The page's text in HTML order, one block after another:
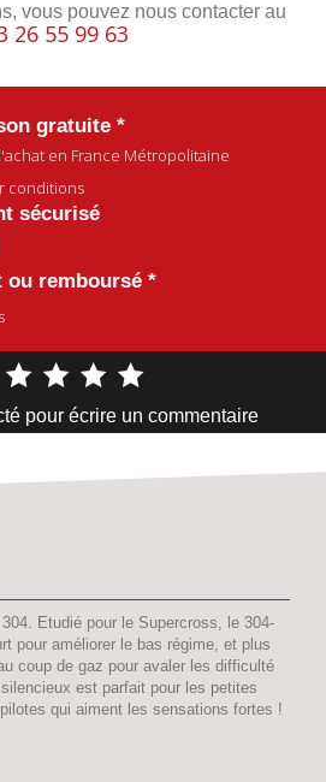
vous pouvez nous contacter au
26 55 99 63
gratuite *
en France Métropolitaine
conditions
sécurisé
remboursé *
pour écrire un commentaire
304. Etudié pour le Supercross, le 304-
pour améliorer le bas régime, et plus
coup de gaz pour avaler les difficulté
est parfait pour les petites
qui aiment les sensations fortes !